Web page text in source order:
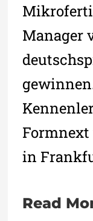
Manager
Formnext
in
Read